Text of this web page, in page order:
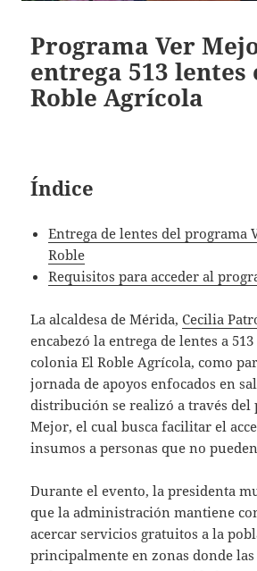
Programa Ver
entrega 513 lentes
Roble Agrícola
Índice
Entrega de lentes del programa
Roble
Requisitos para acceder al
La alcaldesa de Mérida,Cecilia
encabezó la entrega de lentes a
colonia El Roble Agrícola, como
jornada de apoyos enfocados en
distribución se realizó a través del
Mejor, el cual busca facilitar el
insumos a personas que no
Durante el evento, la presidenta
que la administración mantiene
acercar servicios gratuitos a la
principalmente en zonas donde